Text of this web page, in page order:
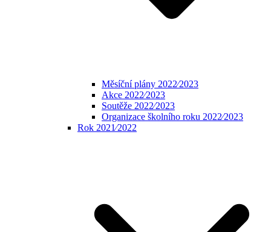
Měsíční plány 2022⁄2023
Akce 2022⁄2023
Soutěže 2022⁄2023
Organizace školního roku 2022⁄2023
Rok 2021⁄2022